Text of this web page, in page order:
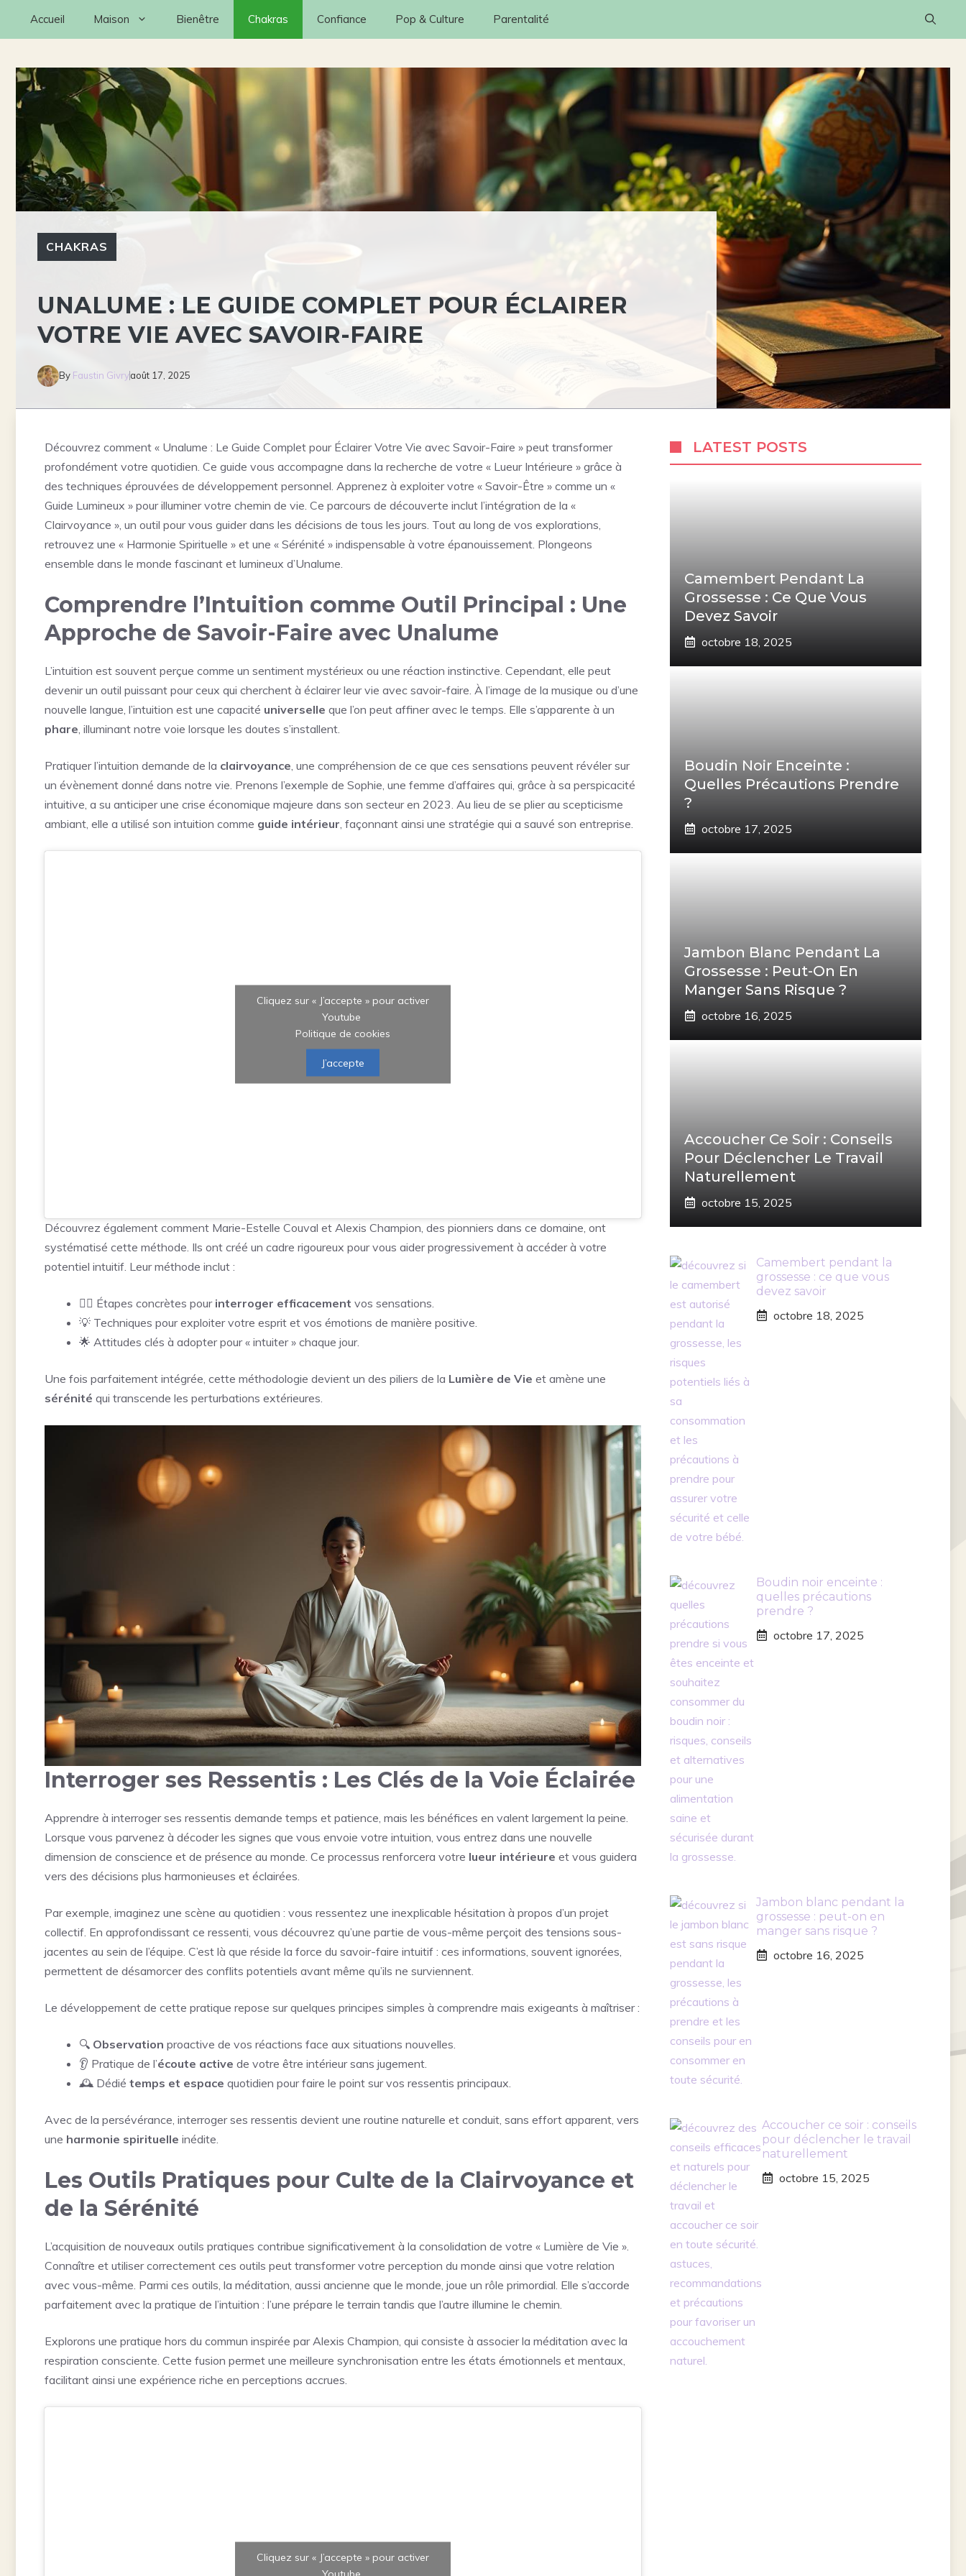
Accueil Maison Bienêtre Chakras Confiance Pop & Culture Parentalité
CHAKRAS
UNALUME : LE GUIDE COMPLET POUR ÉCLAIRER
VOTRE VIE AVEC SAVOIR-FAIRE
By Faustin Givryaoût 17, 2025
Découvrez comment « Unalume : Le Guide Complet pour Éclairer Votre Vie avec Savoir-Faire » peut transformer
profondément votre quotidien. Ce guide vous accompagne dans la recherche de votre « Lueur Intérieure » grâce à
des techniques éprouvées de développement personnel. Apprenez à exploiter votre « Savoir-Être » comme un «
Guide Lumineux » pour illuminer votre chemin de vie. Ce parcours de découverte inclut l’intégration de la «
Clairvoyance », un outil pour vous guider dans les décisions de tous les jours. Tout au long de vos explorations,
retrouvez une « Harmonie Spirituelle » et une « Sérénité » indispensable à votre épanouissement. Plongeons
ensemble dans le monde fascinant et lumineux d’Unalume.
Comprendre l’Intuition comme Outil Principal : Une
Approche de Savoir-Faire avec Unalume
L’intuition est souvent perçue comme un sentiment mystérieux ou une réaction instinctive. Cependant, elle peut
devenir un outil puissant pour ceux qui cherchent à éclairer leur vie avec savoir-faire. À l’image de la musique ou d’une
nouvelle langue, l’intuition est une capacité universelle que l’on peut affiner avec le temps. Elle s’apparente à un
phare , illuminant notre voie lorsque les doutes s’installent.
Pratiquer l’intuition demande de la clairvoyance , une compréhension de ce que ces sensations peuvent révéler sur
un évènement donné dans notre vie. Prenons l’exemple de Sophie, une femme d’affaires qui, grâce à sa perspicacité
intuitive, a su anticiper une crise économique majeure dans son secteur en 2023. Au lieu de se plier au scepticisme
ambiant, elle a utilisé son intuition comme guide intérieur , façonnant ainsi une stratégie qui a sauvé son entreprise.
Cliquez sur « J’accepte » pour activer
Youtube
Politique de cookies
J’accepte
Découvrez également comment Marie-Estelle Couval et Alexis Champion, des pionniers dans ce domaine, ont
systématisé cette méthode. Ils ont créé un cadre rigoureux pour vous aider progressivement à accéder à votre
potentiel intuitif. Leur méthode inclut :
🧘‍♀️ Étapes concrètes pour interroger efficacement vos sensations.
💡 Techniques pour exploiter votre esprit et vos émotions de manière positive.
🌟 Attitudes clés à adopter pour « intuiter » chaque jour.
Une fois parfaitement intégrée, cette méthodologie devient un des piliers de la Lumière de Vie et amène une
sérénité qui transcende les perturbations extérieures.
Interroger ses Ressentis : Les Clés de la Voie Éclairée
Apprendre à interroger ses ressentis demande temps et patience, mais les bénéfices en valent largement la peine.
Lorsque vous parvenez à décoder les signes que vous envoie votre intuition, vous entrez dans une nouvelle
dimension de conscience et de présence au monde. Ce processus renforcera votre lueur intérieure et vous guidera
vers des décisions plus harmonieuses et éclairées.
Par exemple, imaginez une scène au quotidien : vous ressentez une inexplicable hésitation à propos d’un projet
collectif. En approfondissant ce ressenti, vous découvrez qu’une partie de vous-même perçoit des tensions sous-
jacentes au sein de l’équipe. C’est là que réside la force du savoir-faire intuitif : ces informations, souvent ignorées,
permettent de désamorcer des conflits potentiels avant même qu’ils ne surviennent.
Le développement de cette pratique repose sur quelques principes simples à comprendre mais exigeants à maîtriser :
🔍 Observation proactive de vos réactions face aux situations nouvelles.
👂 Pratique de l’écoute active de votre être intérieur sans jugement.
🕰️ Dédié temps et espace quotidien pour faire le point sur vos ressentis principaux.
Avec de la persévérance, interroger ses ressentis devient une routine naturelle et conduit, sans effort apparent, vers
une harmonie spirituelle inédite.
Les Outils Pratiques pour Culte de la Clairvoyance et
de la Sérénité
L’acquisition de nouveaux outils pratiques contribue significativement à la consolidation de votre « Lumière de Vie ».
Connaître et utiliser correctement ces outils peut transformer votre perception du monde ainsi que votre relation
avec vous-même. Parmi ces outils, la méditation, aussi ancienne que le monde, joue un rôle primordial. Elle s’accorde
parfaitement avec la pratique de l’intuition : l’une prépare le terrain tandis que l’autre illumine le chemin.
Explorons une pratique hors du commun inspirée par Alexis Champion, qui consiste à associer la méditation avec la
respiration consciente. Cette fusion permet une meilleure synchronisation entre les états émotionnels et mentaux,
facilitant ainsi une expérience riche en perceptions accrues.
Cliquez sur « J’accepte » pour activer
Youtube
LATEST POSTS
Camembert Pendant La
Grossesse : Ce Que Vous
Devez Savoir
octobre 18, 2025
Boudin Noir Enceinte :
Quelles Précautions Prendre
?
octobre 17, 2025
Jambon Blanc Pendant La
Grossesse : Peut-On En
Manger Sans Risque ?
octobre 16, 2025
Accoucher Ce Soir : Conseils
Pour Déclencher Le Travail
Naturellement
octobre 15, 2025
Camembert pendant la
grossesse : ce que vous
devez savoir
octobre 18, 2025
Boudin noir enceinte :
quelles précautions
prendre ?
octobre 17, 2025
Jambon blanc pendant la
grossesse : peut-on en
manger sans risque ?
octobre 16, 2025
Accoucher ce soir : conseils
pour déclencher le travail
naturellement
octobre 15, 2025